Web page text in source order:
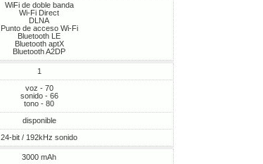
WiFi de doble banda
Wi-Fi Direct
DLNA
Punto de acceso Wi-Fi
Bluetooth LE
Bluetooth aptX
Bluetooth A2DP
1
voz - 70
sonido - 66
tono - 80
disponible
24-bit / 192kHz sonido
3000 mAh